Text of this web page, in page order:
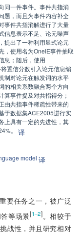
同一件事件。事件共指消
题，而且为事件内容补全
事件共指消解进行了大量
信息表示不足、论元噪声
提出了一种利用显式论元
，使用名为OneIE事件抽取
息；随后，使用
置信分数引入论元信息编
制对论元在触发词的水平
的相关系数融合两个方向
事件提及对共指得分；
由共指事件稀疏性带来的
于数据集ACE2005进行实
上具有一定的先进性，其
。 译
model 译
要任务之一，被广泛
等场景[1–2]。相较于
战性，并且研究相对